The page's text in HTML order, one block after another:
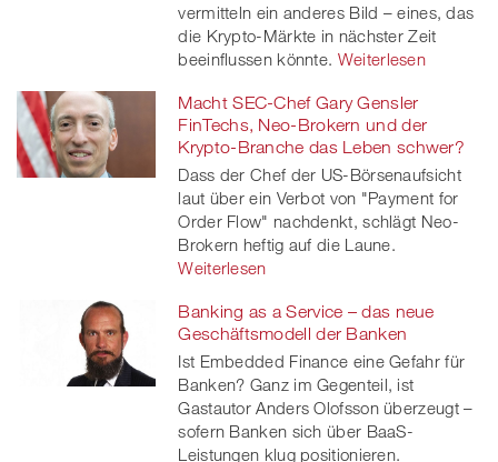
vermitteln ein anderes Bild – eines, das
die Krypto-Märkte in nächster Zeit
beeinflussen könnte. Weiterlesen
Macht SEC-Chef Gary Gensler
FinTechs, Neo-Brokern und der
Krypto-Branche das Leben schwer?
Dass der Chef der US-Börsenaufsicht
laut über ein Verbot von "Payment for
Order Flow" nachdenkt, schlägt Neo-
Brokern heftig auf die Laune.
Weiterlesen
Banking as a Service – das neue
Geschäftsmodell der Banken
Ist Embedded Finance eine Gefahr für
Banken? Ganz im Gegenteil, ist
Gastautor Anders Olofsson überzeugt –
sofern Banken sich über BaaS-
Leistungen klug positionieren.